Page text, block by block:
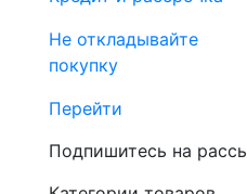
Не откладывайте
покупку
Перейти
Подпишитесь на